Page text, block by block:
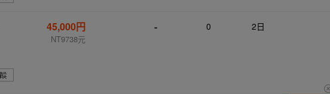
45,000円
NT9738元
- 0 2日